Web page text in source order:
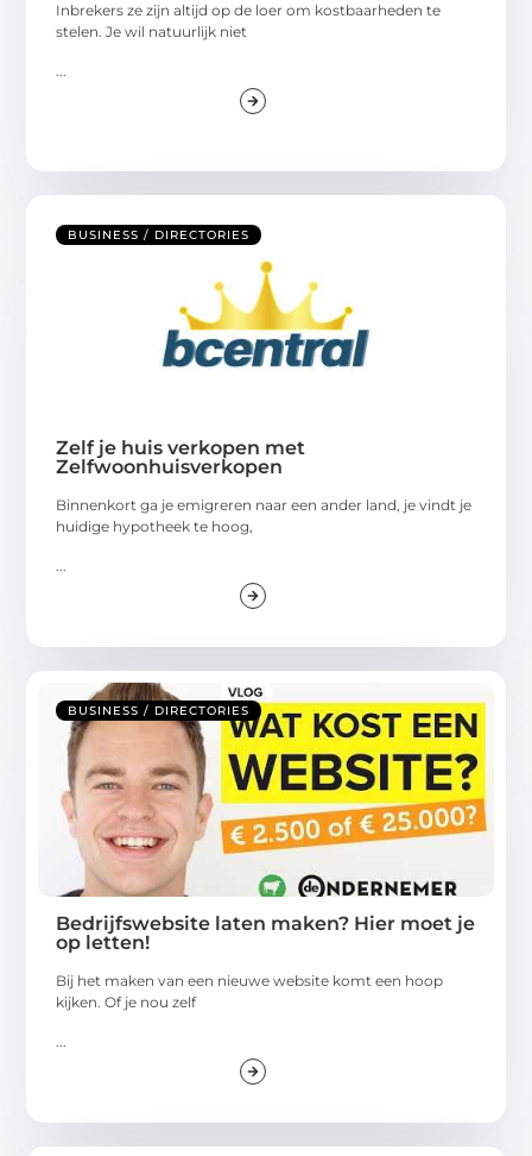
Inbrekers ze zijn altijd op de loer om kostbaarheden te
stelen. Je wil natuurlijk niet
BUSINESS / DIRECTORIES
Zelf je huis verkopen met
Zelfwoonhuisverkopen
Binnenkort ga je emigreren naar een ander land, je vindt je
huidige hypotheek te hoog,
BUSINESS / DIRECTORIES
Bedrijfswebsite laten maken? Hier moet je
op letten!
Bij het maken van een nieuwe website komt een hoop
kijken. Of je nou zelf